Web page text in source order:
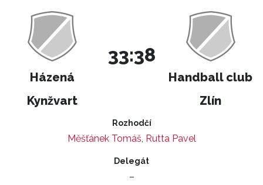
Házená
Kynžvart
33:38
Handball club
Zlín
Rozhodčí
Měšťánek Tomáš, Rutta Pavel
Delegát
–